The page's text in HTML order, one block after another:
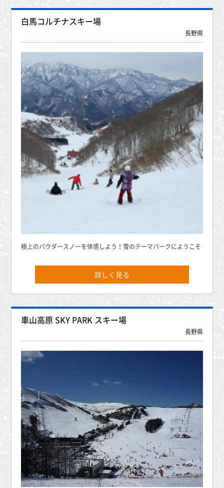
白馬コルチナスキー場
長野県
極上のパウダースノーを体感しよう！雪のテーマパークにようこそ
詳しく見る
車山高原 SKY PARK スキー場
長野県